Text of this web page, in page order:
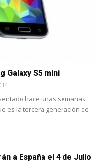
Galaxy S5 mini
hace unas semanas
es la tercera generación de
a España el 4 de Julio